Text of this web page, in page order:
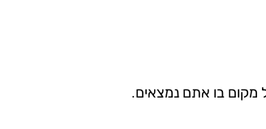
מקום בו אתם נמצאים.